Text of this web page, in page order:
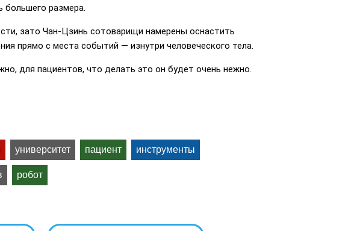
большего размера.
зато Чан-Цзинь сотоварищи намерены оснастить
прямо с места событий — изнутри человеческого тела.
для пациентов, что делать это он будет очень нежно.
университет пациент инструменты
робот